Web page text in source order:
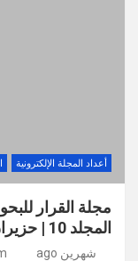
أعداد المجلة الإلكترونية
مجلة القرار
المجلد 10 | حزيران (يونيو) 2026 | ذو الحجة 1447
شهرين ago